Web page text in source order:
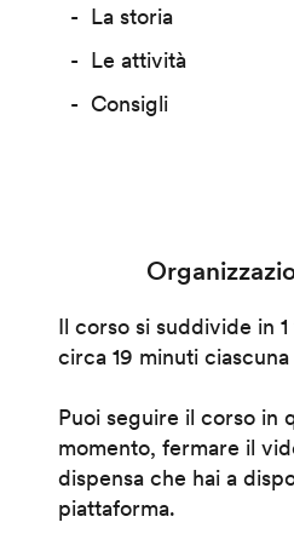
La storia
Le attività
Consigli
Il corso si suddivide in
circa 19 minuti ciascuna
Puoi seguire il corso in
momento, fermare il
dispensa che hai a
piattaforma.